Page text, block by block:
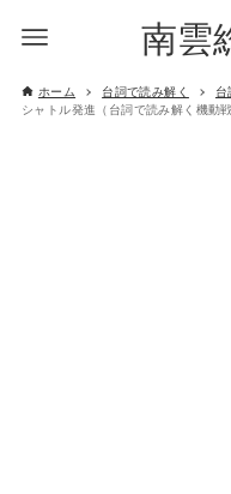
南雲
ホーム 台詞で読み解く
シャトル発進（台詞で読み解く機動